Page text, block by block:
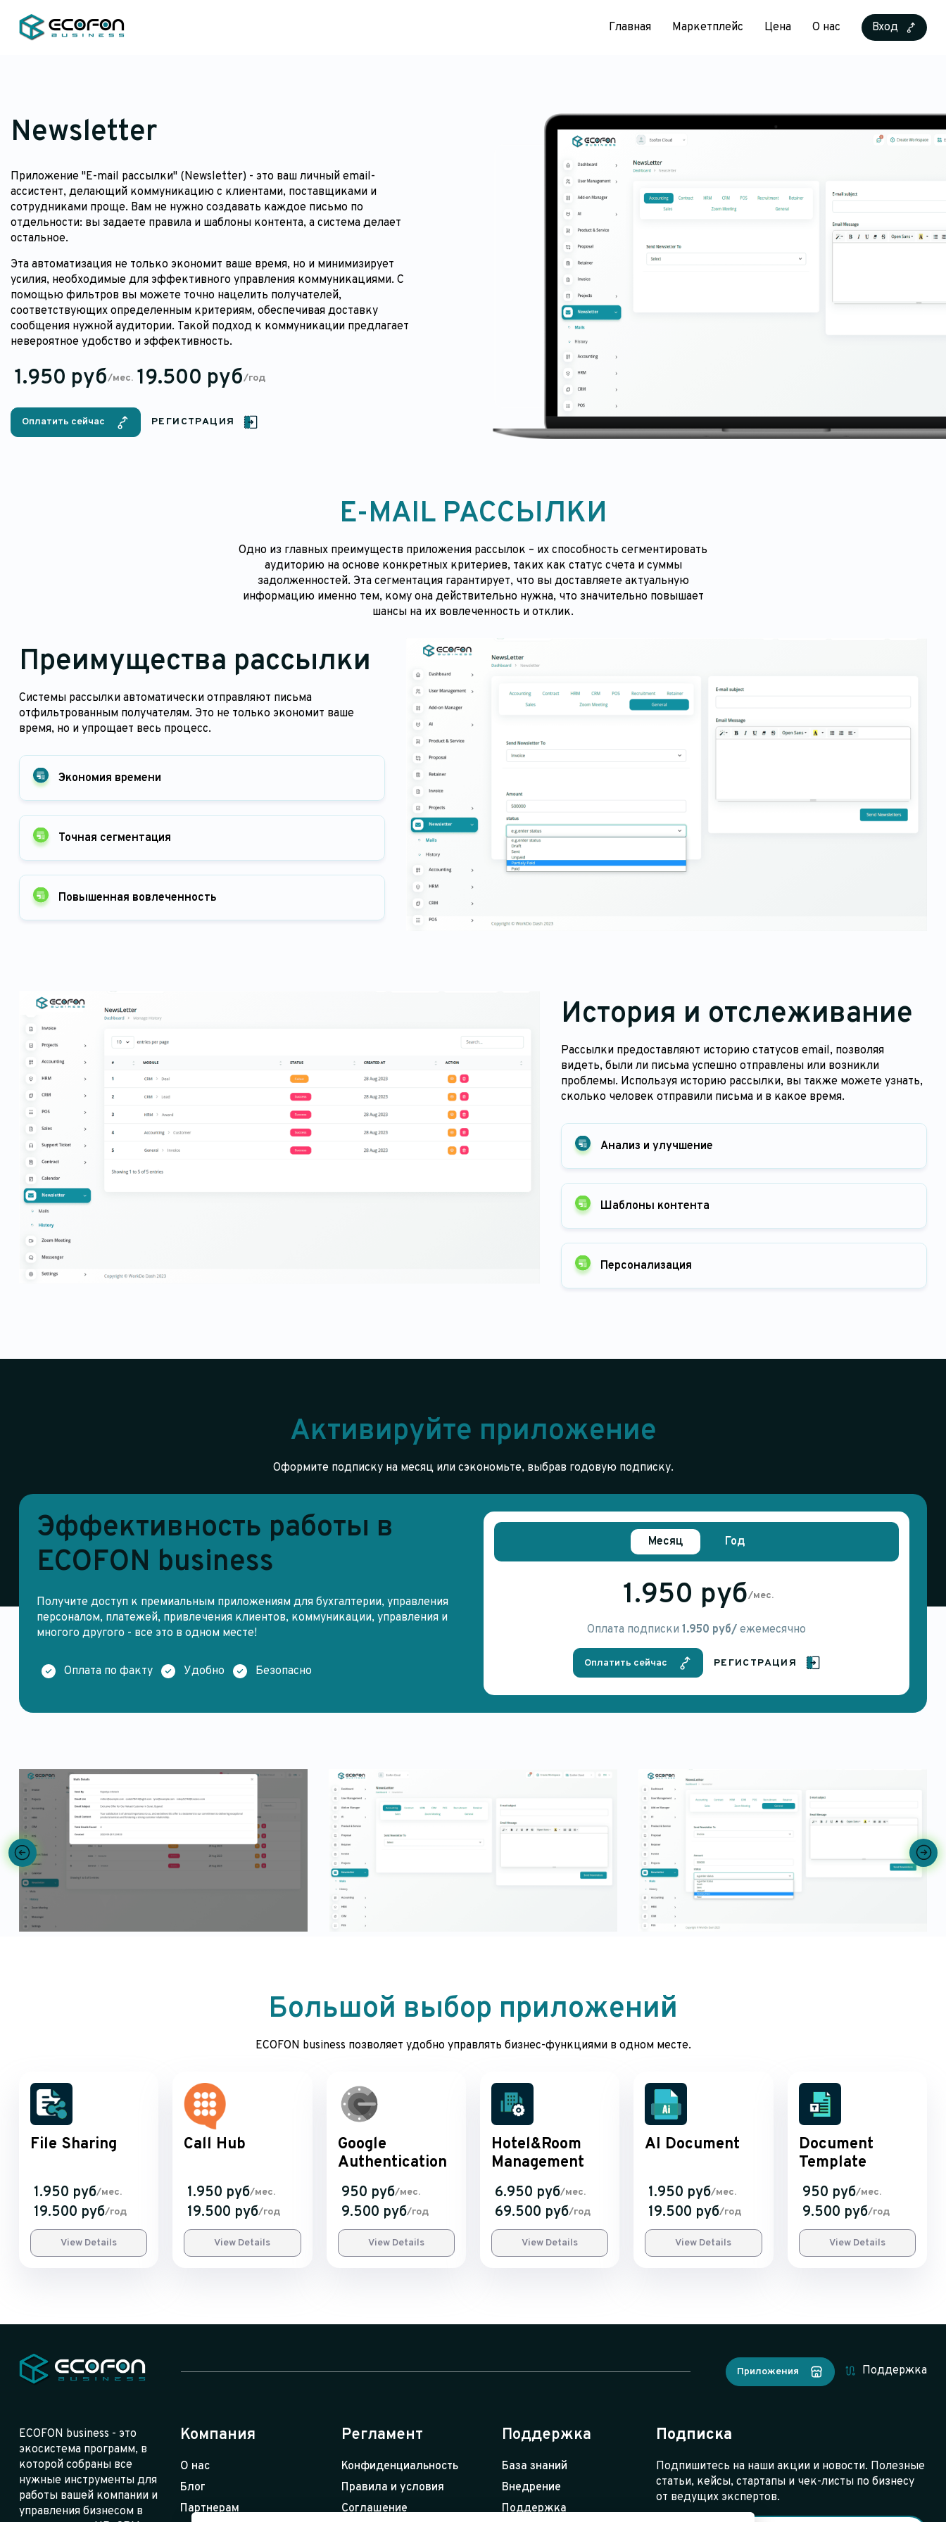
Главная Маркетплейс Цена О нас Вход
Newsletter
Приложение "E-mail рассылки" (Newsletter) - это ваш личный email-
ассистент, делающий коммуникацию с клиентами, поставщиками и
сотрудниками проще. Вам не нужно создавать каждое письмо по
отдельности: вы задаете правила и шаблоны контента, а система делает
остальное.
Эта автоматизация не только экономит ваше время, но и минимизирует
усилия, необходимые для эффективного управления коммуникациями. С
помощью фильтров вы можете точно нацелить получателей,
соответствующих определенным критериям, обеспечивая доставку
сообщения нужной аудитории. Такой подход к коммуникации предлагает
невероятное удобство и эффективность.
1.950 руб/мес. 19.500 руб/год
Оплатить сейчас РЕГИСТРАЦИЯ
E-MAIL РАССЫЛКИ
Одно из главных преимуществ приложения рассылок – их способность сегментировать
аудиторию на основе конкретных критериев, таких как статус счета и суммы
задолженностей. Эта сегментация гарантирует, что вы доставляете актуальную
информацию именно тем, кому она действительно нужна, что значительно повышает
шансы на их вовлеченность и отклик.
Преимущества рассылки
Системы рассылки автоматически отправляют письма
отфильтрованным получателям. Это не только экономит ваше
время, но и упрощает весь процесс.
Экономия времени
Точная сегментация
Повышенная вовлеченность
История и отслеживание
Рассылки предоставляют историю статусов email, позволяя
видеть, были ли письма успешно отправлены или возникли
проблемы. Используя историю рассылки, вы также можете узнать,
сколько человек отправили письма и в какое время.
Анализ и улучшение
Шаблоны контента
Персонализация
Активируйте приложение
Оформите подписку на месяц или сэкономьте, выбрав годовую подписку.
Эффективность работы в
ECOFON business
Получите доступ к премиальным приложениям для бухгалтерии, управления
персоналом, платежей, привлечения клиентов, коммуникации, управления и
многого другого - все это в одном месте!
Оплата по факту Удобно Безопасно
Месяц Год
1.950 руб/мес.
Оплата подписки 1.950 руб/ ежемесячно
Оплатить сейчас РЕГИСТРАЦИЯ
Большой выбор приложений
ECOFON business позволяет удобно управлять бизнес-функциями в одном месте.
File Sharing
1.950 руб/мес.
19.500 руб/год
View Details
Call Hub
1.950 руб/мес.
19.500 руб/год
View Details
Google
Authentication
950 руб/мес.
9.500 руб/год
View Details
Hotel&Room
Management
6.950 руб/мес.
69.500 руб/год
View Details
AI Document
1.950 руб/мес.
19.500 руб/год
View Details
Document
Template
950 руб/мес.
9.500 руб/год
View Details
Приложения Поддержка
ECOFON business - это
экосистема программ, в
которой собраны все
нужные инструменты для
работы вашей компании и
управления бизнесом в
Компания
О нас
Блог
Партнерам
Регламент
Конфиденциальность
Правила и условия
Соглашение
Поддержка
База знаний
Внедрение
Поддержка
Подписка
Подпишитесь на наши акции и новости. Полезные
статьи, кейсы, стартапы и чек-листы по бизнесу
от ведущих экспертов.